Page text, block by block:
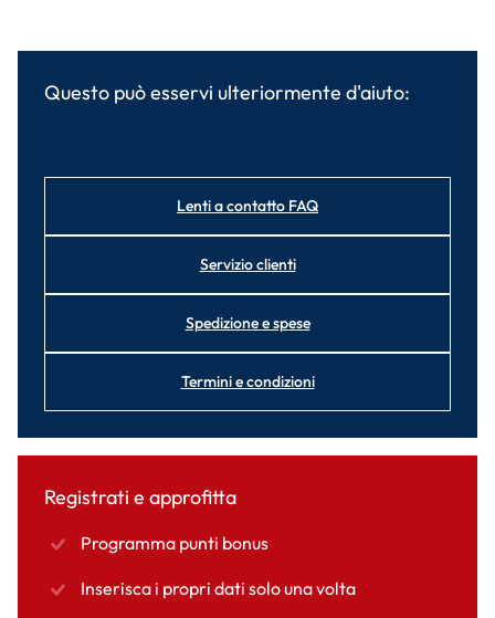
Questo può esservi ulteriormente d'aiuto:
Lenti a contatto FAQ
Servizio clienti
Spedizione e spese
Termini e condizioni
Registrati e approfitta
Programma punti bonus
Inserisca i propri dati solo una volta